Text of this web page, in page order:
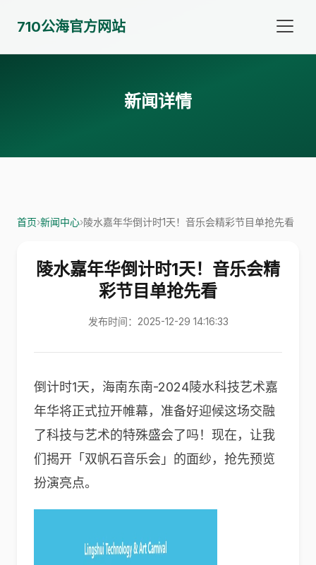
710公海官方网站
新闻详情
首页›新闻中心›陵水嘉年华倒计时1天！音乐会精彩节目单抢先看
陵水嘉年华倒计时1天！音乐会精
彩节目单抢先看
发布时间：2025-12-29 14:16:33
倒计时1天，海南东南-2024陵水科技艺术嘉
年华将正式拉开帷幕，准备好迎候这场交融
了科技与艺术的特殊盛会了吗！现在，让我
们揭开「双帆石音乐会」的面纱，抢先预览
扮演亮点。